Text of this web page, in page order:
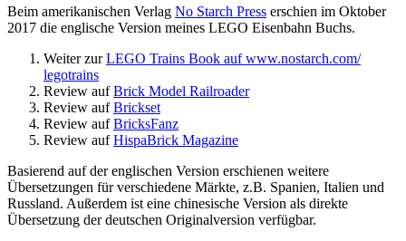
Beim amerikanischen Verlag No Starch Press erschien im Oktober
2017 die englische Version meines LEGO Eisenbahn Buchs.
Weiter zurLEGO Trains Book auf www.nostarch.​com/​
legotrains
Review aufBrick Model Railroader
Review aufBrickset
Review aufBricksFanz
Review aufHispaBrick Magazine
Basierend auf der englischen Version erschienen weitere
Übersetzungen für verschiedene Märkte, z.B. Spanien, Italien und
Russland. Außerdem ist eine chinesische Version als direkte
Übersetzung der deutschen Originalversion verfügbar.